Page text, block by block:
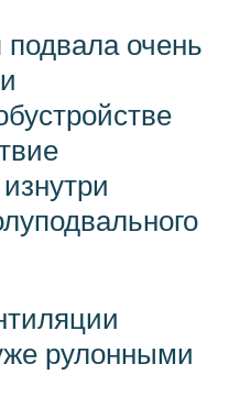
очень
рулонными